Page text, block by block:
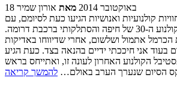
18 באוקטובר 2014 מאת אורון שמיר
קולנועיות ואנושיות הגיעו כעת לסיומם, עם
נעילתו של פסטיבל הקולנוע ה-30 של חיפה והסתלקותי ברכבת דרומה.
הכרמל אתמול ושלשום, אחרי שדיווחו באדיקות
בעוד אני חיככתי ידיים בהנאה בצד. כעת הגיע
הקולנוע האחרון לעונה זו, ואתייחס בראש
הסיום שנערך הערב באולם… להמשך קריאה